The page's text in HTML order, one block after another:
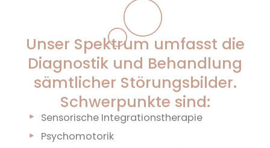
Unser Spektrum umfasst die
Diagnostik und Behandlung
sämtlicher Störungsbilder.
Schwerpunkte sind:
Sensorische Integrationstherapie
Psychomotorik